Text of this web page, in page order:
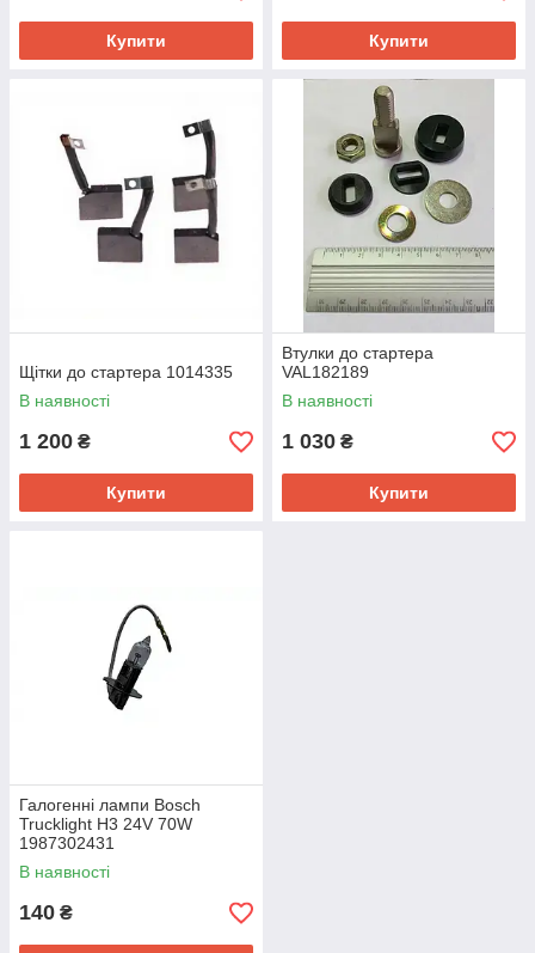
Купити Купити
Щітки до стартера 1014335
В наявності
1 200 ₴
Купити
Втулки до стартера
VAL182189
В наявності
1 030 ₴
Купити
Галогенні лампи Bosch
Trucklight H3 24V 70W
1987302431
В наявності
140 ₴